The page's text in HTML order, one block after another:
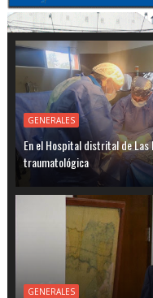
GENERALES
En el Hospital distrital de
traumatológica
GENERALES